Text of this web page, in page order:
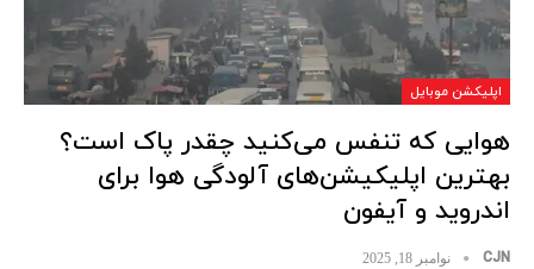
اپلیکشن موبایل
هوایی که تنفس می‌کنید چقدر پاک است؟
بهترین اپلیکیشن‌های آلودگی هوا برای
اندروید و آیفون
CJN نوامبر 18, 2025